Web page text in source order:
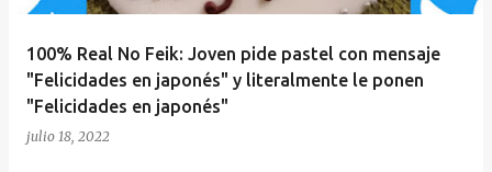
100% Real No Feik: Joven pide pastel con mensaje
"Felicidades en japonés" y literalmente le ponen
"Felicidades en japonés"
julio 18, 2022